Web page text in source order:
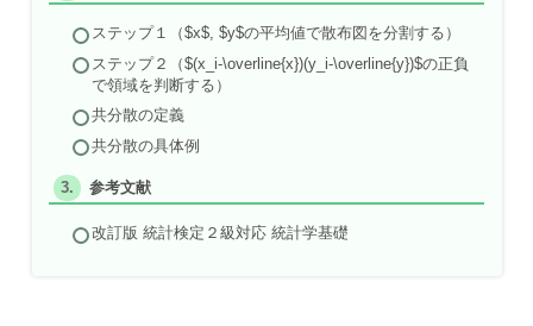
ステップ１（$x$, $y$の平均値で散布図を分割する）
ステップ２（$(x_i-\overline{x})(y_i-\overline{y})$の正負
で領域を判断する）
共分散の定義
共分散の具体例
参考文献
改訂版 統計検定２級対応 統計学基礎